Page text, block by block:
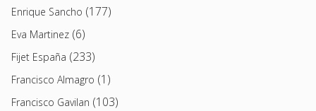
Enrique Sancho (177)
Eva Martinez (6)
Fijet España (233)
Francisco Almagro (1)
Francisco Gavilan (103)